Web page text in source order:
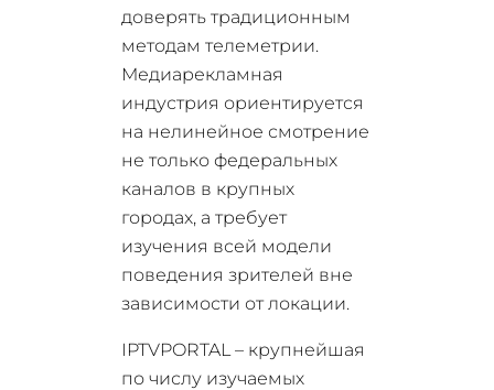
доверять традиционным
методам телеметрии.
Медиарекламная
индустрия ориентируется
на нелинейное смотрение
не только федеральных
каналов в крупных
городах, а требует
изучения всей модели
поведения зрителей вне
зависимости от локации.
IPTVPORTAL – крупнейшая
по числу изучаемых